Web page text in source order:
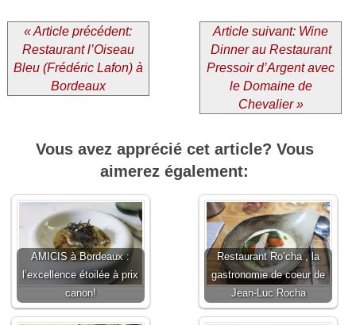
« Article précédent:
Restaurant l’Oiseau
Bleu (Frédéric Lafon) à
Bordeaux
Article suivant: Wine
Dinner au Restaurant
Pressoir d’Argent avec
le Domaine de
Chevalier »
Vous avez apprécié cet article? Vous
aimerez également:
AMICIS à Bordeaux :
l’excellence étoilée à prix
canon!
Restaurant Ro’cha , la
gastronomie de coeur de
Jean-Luc Rocha